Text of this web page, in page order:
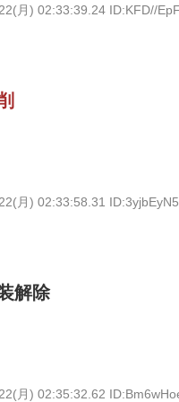
月) 02:33:39.24 ID:KFD//
月) 02:33:58.31
解除
月) 02:35:32.62